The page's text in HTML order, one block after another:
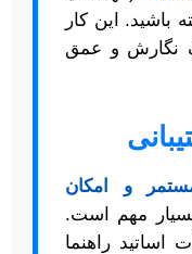
باشید. این کار
نگارش و عمق
و امکان
مهم است.
راهنما